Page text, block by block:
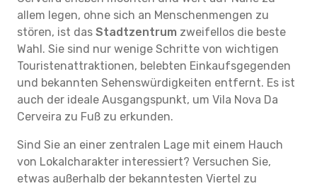
allem legen, ohne sich an Menschenmengen zu
stören, ist das Stadtzentrum zweifellos die beste
Wahl. Sie sind nur wenige Schritte von wichtigen
Touristenattraktionen, belebten Einkaufsgegenden
und bekannten Sehenswürdigkeiten entfernt. Es ist
auch der ideale Ausgangspunkt, um Vila Nova Da
Cerveira zu Fuß zu erkunden.
Sind Sie an einer zentralen Lage mit einem Hauch
von Lokalcharakter interessiert? Versuchen Sie,
etwas außerhalb der bekanntesten Viertel zu